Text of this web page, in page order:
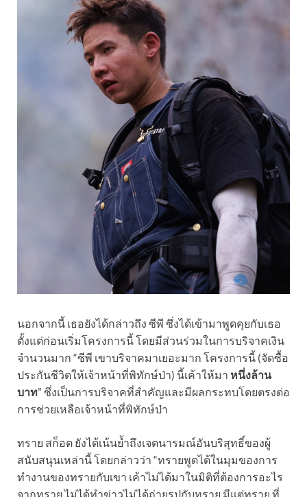
นอกจากนี้ เธอยังได้กล่าวถึง ซีพี ซึ่งได้เข้ามาพูดคุยกับเธอ
ตั้งแต่ก่อนเริ่มโครงการนี้ โดยมีส่วนร่วมในการบริจาคเงิน
จำนวนมาก “ซีพี เขาบริจาคมาเยอะมาก โครงการนี้ (จัดซื้อ
ประกันชีวิตให้เจ้าหน้าที่พิทักษ์ป่า) นี้เค้าให้มา หนึ่งล้าน
บาท” ซึ่งเป็นการบริจาคที่สำคัญและมีผลกระทบโดยตรงต่อ
การช่วยเหลือเจ้าหน้าที่พิทักษ์ป่า
ทราย สก็อต ยังได้เน้นย้ำถึงเจตนารมณ์อันบริสุทธิ์ของผู้
สนับสนุนเหล่านี้ โดยกล่าวว่า “ทรายพูดได้ในมุมของการ
ทำงานของทรายกับเขา เค้าไม่ได้มาในมิติที่ต้องการอะไร
จากทราย ไม่ได้ทำข่าวไม่ได้ถ่ายรูปกับทราย มีแต่ทราย ที่